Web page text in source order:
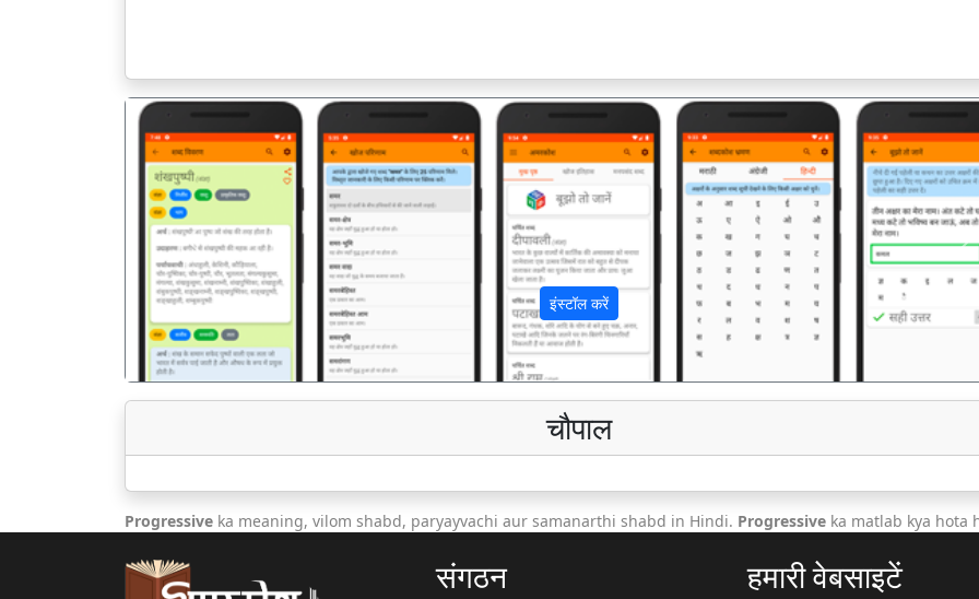
इंस्टॉल करें
पिछला
चौपाल
Progressive ka meaning, vilom shabd, paryayvachi aur samanarthi shabd in Hindi. Progressive ka matlab kya hota
संगठन हमारी वेबसाइटें